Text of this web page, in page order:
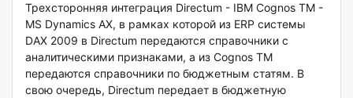
Трехсторонняя интеграция Directum - IBM Cognos TM -
MS Dynamics AX, в рамках которой из ERP системы
DAX 2009 в Directum передаются справочники с
аналитическими признаками, а из Cognos TM
передаются справочники по бюджетным статям. В
свою очередь, Directum передает в бюджетную